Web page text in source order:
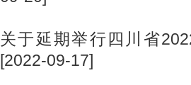
关于延期举行四川省
[2022-09-17]